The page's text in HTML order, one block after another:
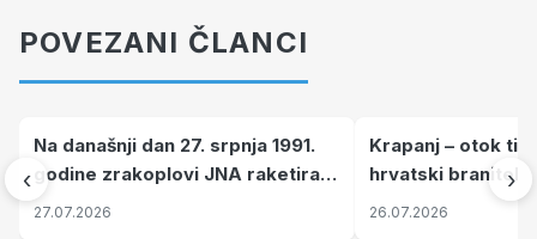
POVEZANI ČLANCI
‹
Na današnji dan 27. srpnja 1991.
godine zrakoplovi JNA raketirali
su vojarnu i obučni centar "Nikola
27.07.2026
Krapanj – otok
hrvatski branitelji
pronalaze mir
26.07.2026
›